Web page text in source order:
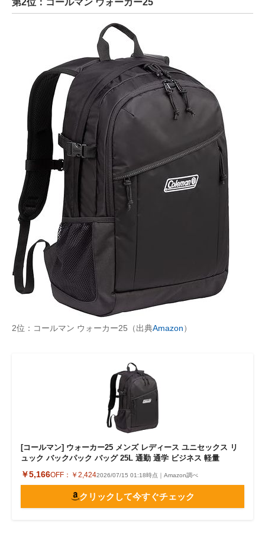
2位：コールマン ウォーカー25（出典Amazon）
[コールマン] ウォーカー25 メンズ レディース ユニセックス リ
ュック バックパック バッグ 25L 通勤 通学 ビジネス 軽量
￥5,166OFF： ￥2,4242026/07/15 01:18時点｜Amazon調べ
クリックして今すぐチェック